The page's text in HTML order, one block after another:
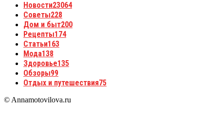
Новости23064
Советы228
Дом и быт200
Рецепты174
Статьи163
Мода138
Здоровье135
Обзоры99
Отдых и путешествия75
© Annamotovilova.ru